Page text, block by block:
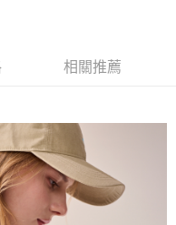
大哥付你分期系統評分，恕無
碼／台灣大直營門市／銀行轉
。
以下簡稱本公司）所提供，讓
費
費
相關推薦